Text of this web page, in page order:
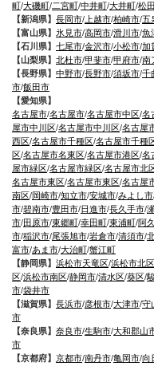
町/大磯町/二宮町/中井町/大井町/松
【新潟県】 長岡市/ 上越市/柏崎市/五
【富山県】 氷見市/高岡市/滑川市/魚
【石川県】 七尾市/金沢市/小松市/加
【山梨県】 北杜市/甲斐市/甲府市/南
【長野県】 中野市/長野市/須坂市/千
市/飯田市
【愛知県】
名古屋市/名古屋市/名古屋市中区/名
屋市中川区/名古屋市中川区/名古屋
西区/名古屋市千種区/名古屋市千種
区/名古屋市名東区/名古屋市港区/名
屋市緑区/名古屋市緑区/名古屋市北
名古屋市東区/名古屋市東区/名古屋
南区/岡崎市/知立市/安城市/みよし市
市/碧南市/豊田市/日進市/長久手市/
市/田原市/東郷町/幸田町/東浦町/阿
市/稲沢市/尾張旭市/岩倉市/清須市/
富市/あま市/大治町/蟹江町
【静岡県】 浜松市天竜区/浜松市北区
区/浜松市南区/静岡市/清水区/葵区/
市/袋井市
【滋賀県】 長浜市/彦根市/大津市/守
市
【奈良県】 奈良市/生駒市/大和郡山
市
【京都府】 京都市/南丹市/亀岡市/向